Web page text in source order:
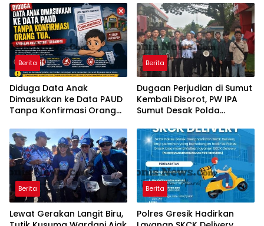
Berita
Diduga Data Anak
Dimasukkan ke Data PAUD
Tanpa Konfirmasi Orang
Disebut Terdampak
Berita
Dugaan Perjudian di Sumut
Kembali Disorot, PW IPA
Sumut Desak Polda
Berita
Lewat Gerakan Langit Biru,
Berita
Polres Gresik Hadirkan